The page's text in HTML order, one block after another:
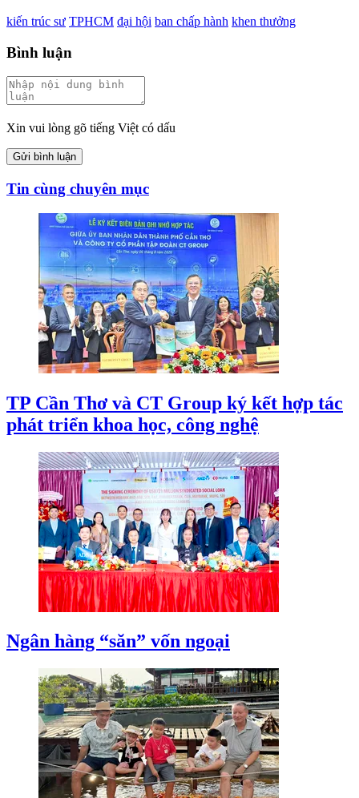
kiến trúc sư TPHCM đại hội ban chấp hành khen thưởng
Bình luận
Xin vui lòng gõ tiếng Việt có dấu
Gửi bình luận
Tin cùng chuyên mục
TP Cần Thơ và CT Group ký kết hợp tác
phát triển khoa học, công nghệ
Ngân hàng “săn” vốn ngoại